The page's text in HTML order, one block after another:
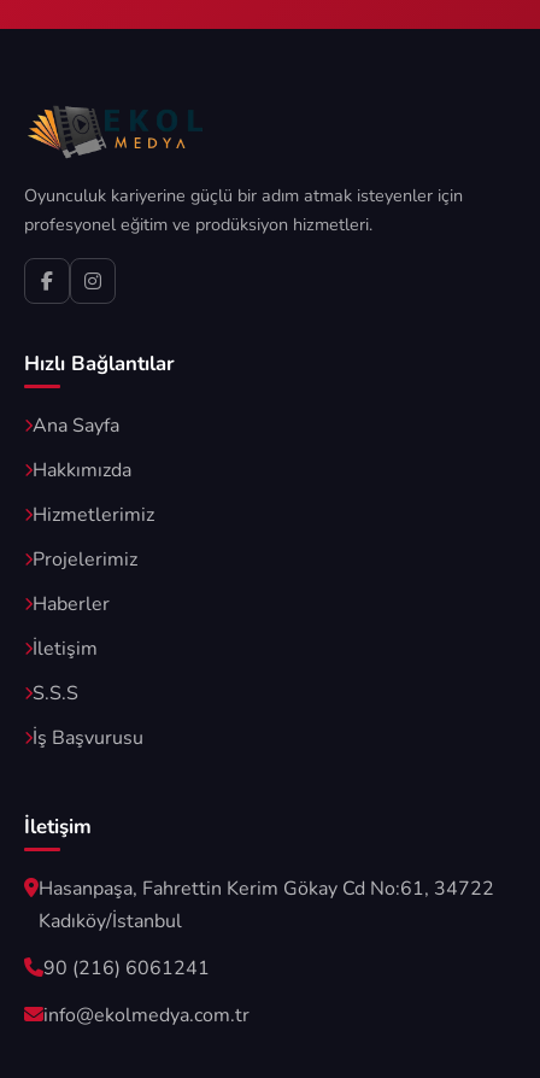
Oyunculuk kariyerine güçlü bir adım atmak isteyenler için
profesyonel eğitim ve prodüksiyon hizmetleri.
Hızlı Bağlantılar
Ana Sayfa
Hakkımızda
Hizmetlerimiz
Projelerimiz
Haberler
İletişim
S.S.S
İş Başvurusu
İletişim
Hasanpaşa, Fahrettin Kerim Gökay Cd No:61, 34722
Kadıköy/İstanbul
90 (216) 6061241
info@ekolmedya.com.tr